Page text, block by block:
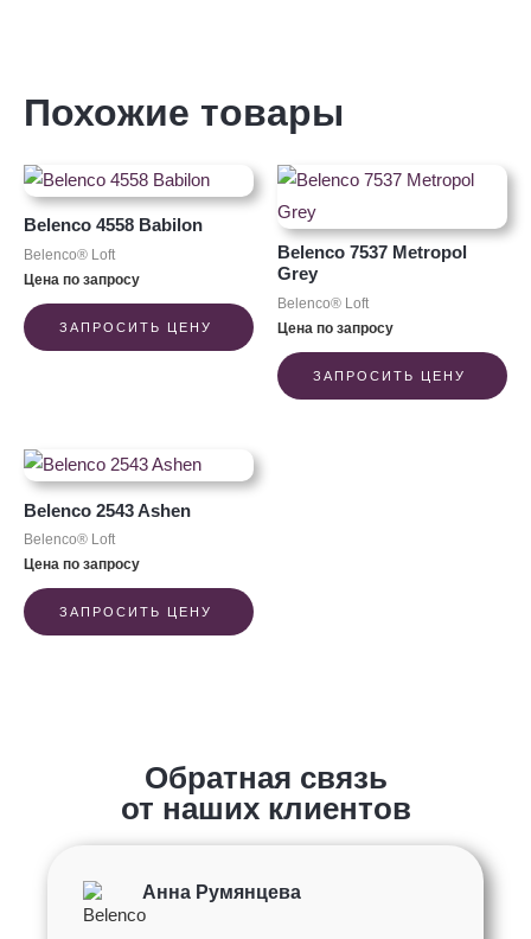
Похожие товары
Belenco 4558 Babilon
Belenco® Loft
Цена по запросу
ЗАПРОСИТЬ ЦЕНУ
Belenco 7537 Metropol
Grey
Belenco® Loft
Цена по запросу
ЗАПРОСИТЬ ЦЕНУ
Belenco 2543 Ashen
Belenco® Loft
Цена по запросу
ЗАПРОСИТЬ ЦЕНУ
Обратная связь
от наших клиентов
Анна Румянцева